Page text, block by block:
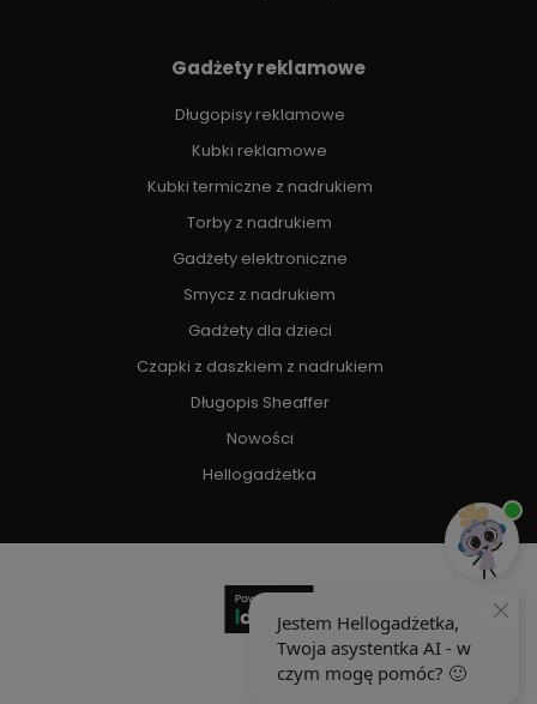
Gadżety reklamowe
Długopisy reklamowe
Kubki reklamowe
Kubki termiczne z nadrukiem
Torby z nadrukiem
Gadżety elektroniczne
Smycz z nadrukiem
Gadżety dla dzieci
Czapki z daszkiem z nadrukiem
Długopis Sheaffer
Nowości
Hellogadżetka